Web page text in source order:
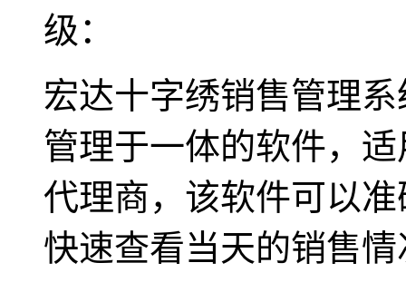
级：
宏达十字绣销售管理
管理于一体的软件，
代理商，该软件可以
快速查看当天的销售